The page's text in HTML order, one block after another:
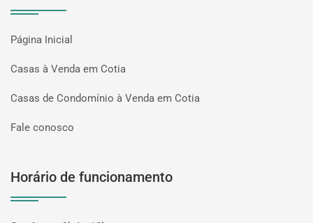
Página Inicial
Casas à Venda em Cotia
Casas de Condomínio à Venda em Cotia
Fale conosco
Horário de funcionamento